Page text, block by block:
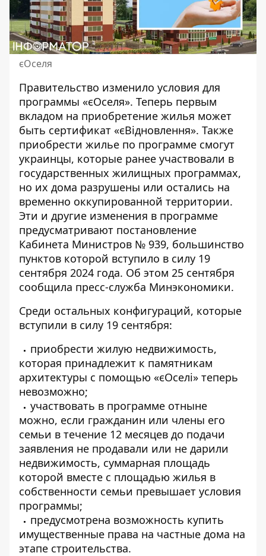
єОселя
Правительство изменило условия для
программы «єОселя». Теперь первым
вкладом на приобретение жилья может
быть сертификат «єВідновлення». Также
приобрести жилье по программе смогут
украинцы, которые ранее участвовали в
государственных жилищных программах,
но их дома разрушены или остались на
временно оккупированной территории.
Эти и другие изменения в программе
предусматривают постановление
Кабинета Министров № 939, большинство
пунктов которой вступило в силу 19
сентября 2024 года. Об этом 25 сентября
сообщила пресс-служба Минэкономики.
Среди остальных конфигураций, которые
вступили в силу 19 сентября:
приобрести жилую недвижимость,
которая принадлежит к памятникам
архитектуры с помощью «єОселі» теперь
невозможно;
участвовать в программе отныне
можно, если гражданин или члены его
семьи в течение 12 месяцев до подачи
заявления не продавали или не дарили
недвижимость, суммарная площадь
которой вместе с площадью жилья в
собственности семьи превышает условия
программы;
предусмотрена возможность купить
имущественные права на частные дома на
этапе строительства.